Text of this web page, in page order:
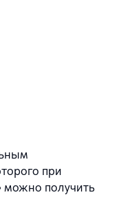
при
можно получить